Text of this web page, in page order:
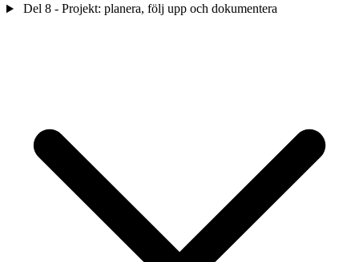
Del 8 - Projekt: planera, följ upp och dokumentera